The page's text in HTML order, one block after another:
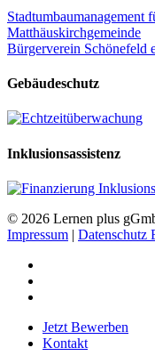
Stadtumbaumanagement
Matthäuskirchgemeinde
Bürgerverein Schönefeld
Gebäudeschutz
Inklusionsassistenz
© 2026 Lernen plus
Impressum | Datenschutz
Close
Menu
Jetzt Bewerben
Kontakt